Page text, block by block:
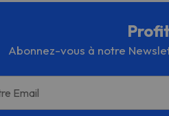
Abonnez-vous à notre
Email